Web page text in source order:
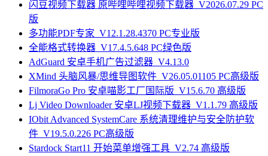
闪豆视频下载器 原哔哩哔哩视频下载器_V2026.07.29 PC
版
多功能PDF专家_V12.1.28.4370 PC专业版
全能格式转换器_V17.4.5.648 PC绿色版
AdGuard 安卓手机广告过滤器_V4.13.0
XMind 头脑风暴/思维导图软件_V26.05.01105 PC高级版
FilmoraGo Pro 安卓喵影工厂国际版_V15.6.70 高级版
Lj Video Downloader 安卓LJ视频下载器_V1.1.79 高级版
IObit Advanced SystemCare 系统清理维护与安全防护软
件_V19.5.0.226 PC高级版
Stardock Start11 开始菜单增强工具_V2.74 高级版